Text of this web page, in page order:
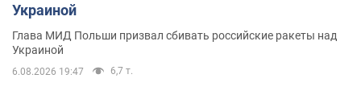
Украиной
Глава МИД Польши призвал сбивать российские ракеты над
Украиной
6.08.2026 19:47 6,7 т.